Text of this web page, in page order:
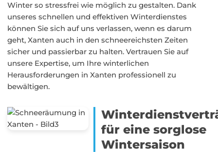
Winter so stressfrei wie möglich zu gestalten. Dank
unseres schnellen und effektiven Winterdienstes
können Sie sich auf uns verlassen, wenn es darum
geht, Xanten auch in den schneereichsten Zeiten
sicher und passierbar zu halten. Vertrauen Sie auf
unsere Expertise, um Ihre winterlichen
Herausforderungen in Xanten professionell zu
bewältigen.
für eine sorglose
Wintersaison